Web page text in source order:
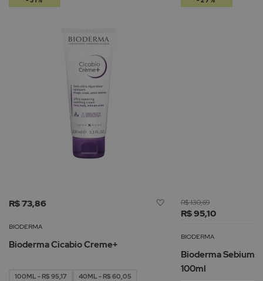
R$ 73,86
Adicionar
BIODERMA
Bioderma Cicabio Creme+
100ML - R$ 95,17 40ML - R$ 60,05
R$ 95,10
R$ 130,69
BIODERMA
Bioderma Sebium
100ml